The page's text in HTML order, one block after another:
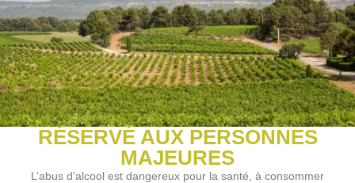
Biody Bio Bio
RÉSERVÉ AUX PERSONNES
MAJEURES
L’abus d’alcool est dangereux pour la santé, à consommer